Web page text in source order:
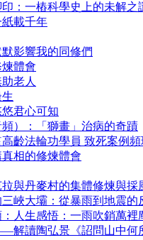
：一樁科學史上的未解之
載千年
影響我的同修們
體會
老人
君心可知
）：「獅畫」治病的奇蹟
齡法輪功學員 致死案例頻
相的修煉體會
與丹麥村的集體修煉與採
峽大壩：從暴雨到地震的
人生感悟：一雨吹銷萬裡
解讀陶弘景《詔問山中何